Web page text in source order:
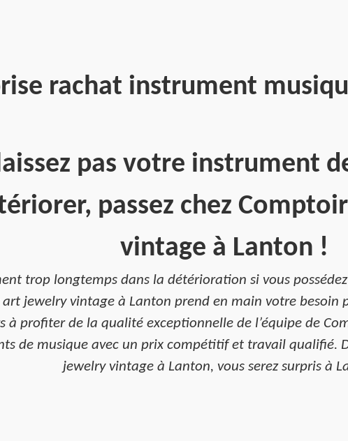
rachat instrument
pas votre instrument
passez chez
vintage à Lanton !
trop longtemps dans la détérioration si vous
art jewelry vintage à Lanton prend en main votre
à profiter de la qualité exceptionnelle de l’équipe de
de musique avec un prix compétitif et travail qualifié.
jewelry vintage à Lanton, vous serez surpris à